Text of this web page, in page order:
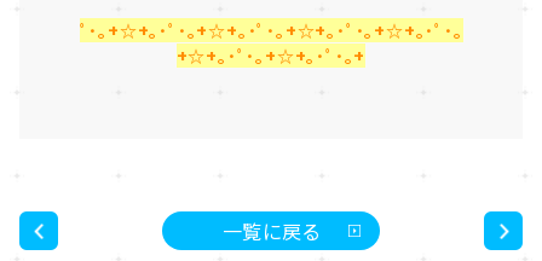
ﾟ･｡+☆+｡･ﾟ･｡+☆+｡･ﾟ･｡+☆+｡･ﾟ･｡+☆+｡･ﾟ･｡
+☆+｡･ﾟ･｡+☆+｡･ﾟ･｡+
一覧に戻る